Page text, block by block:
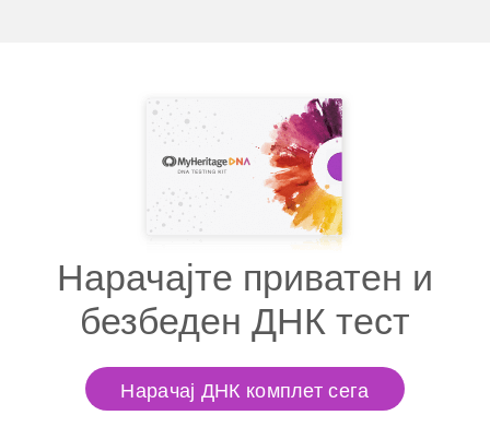
Нарачајте приватен и
безбеден ДНК тест
Нарачај ДНК комплет сега